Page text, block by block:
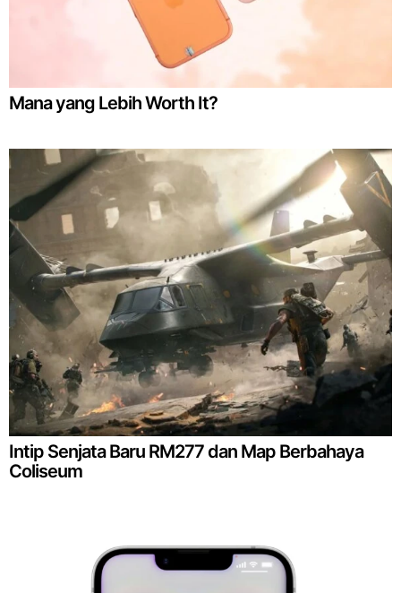
Mana yang Lebih Worth It?
Intip Senjata Baru RM277 dan Map Berbahaya
Coliseum